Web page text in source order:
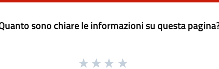
sono chiare le informazioni su questa